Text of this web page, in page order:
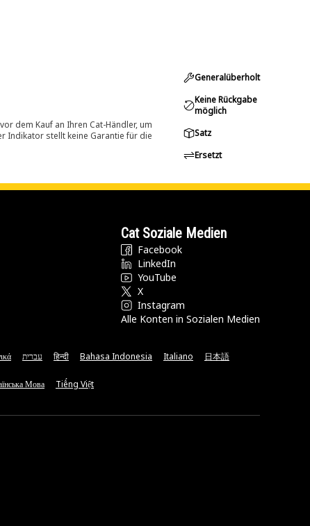
dem Kauf an Ihren Cat-Händler, um
Indikator stellt keine Garantie für die
Generalüberholt
Keine Rückgabe
möglich
Satz
Ersetzt
Cat Soziale Medien
Facebook
LinkedIn
YouTube
X
Instagram
Alle Konten in Sozialen Medien
עברית हिन्दी Bahasa Indonesia Italiano 日本語
Мова Tiếng Việt